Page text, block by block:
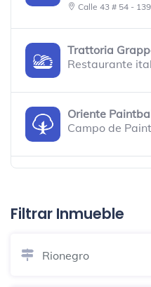
Calle 43 # 54 - 139
Trattoria
Restaurante
Oriente
Campo de
Tienda de
Filtrar Inmueble
Rionegro